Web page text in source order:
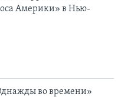
Америки» в Нью-
во времени»